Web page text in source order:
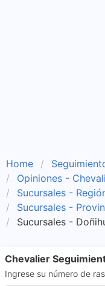
Home
Opiniones -
Sucursales -
Sucursales -
Sucursales -
Chevalier
Ingrese su número de